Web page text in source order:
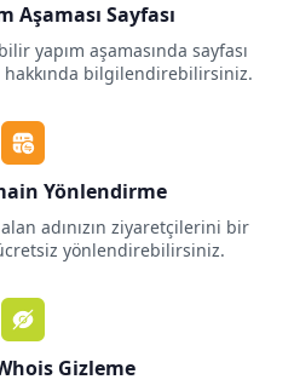
Aşaması Sayfası
yapım aşamasında sayfası
bilgilendirebilirsiniz.
Yönlendirme
adınızın ziyaretçilerini bir
yönlendirebilirsiniz.
Gizleme